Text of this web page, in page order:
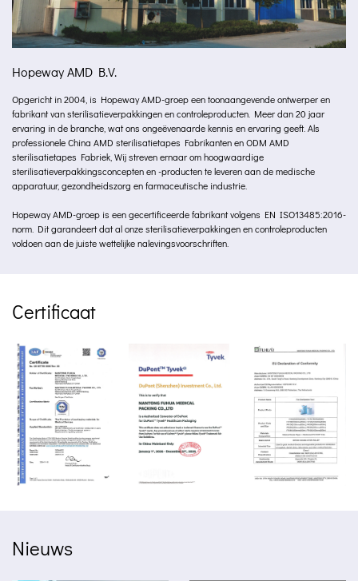
Hopeway AMD B.V.
Opgericht in 2004, is Hopeway AMD-groep een toonaangevende ontwerper en
fabrikant van sterilisatieverpakkingen en controleproducten. Meer dan 20 jaar
ervaring in de branche, wat ons ongeëvenaarde kennis en ervaring geeft. Als
professioneleChina AMD sterilisatietapes FabrikantenenODM AMD
sterilisatietapes Fabriek , Wij streven ernaar om hoogwaardige
sterilisatieverpakkingsconcepten en -producten te leveren aan de medische
apparatuur, gezondheidszorg en farmaceutische industrie.
Hopeway AMD-groep is een gecertificeerde fabrikant volgens EN ISO13485:2016-
norm. Dit garandeert dat al onze sterilisatieverpakkingen en controleproducten
voldoen aan de juiste wettelijke nalevingsvoorschriften.
Certificaat
Nieuws